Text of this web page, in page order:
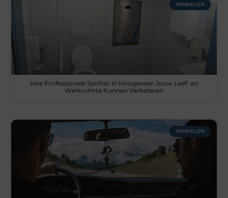
WINKELEN
Hoe Professionele Sanitair in Hoogeveen Jouw Leef- en
Werkruimte Kunnen Verbeteren
WINKELEN